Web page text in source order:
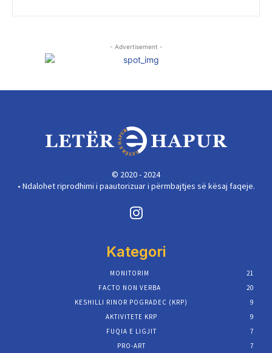
- Advertisement -
© 2020 - 2024
• Ndalohet riprodhimi i paautorizuar i përmbajtjes së kësaj faqeje.
Kategori
MONITORIM
21
FACTO NON VERBA
20
KESHILLI RINOR POGRADEC (KRP)
9
AKTIVITETE KRP
9
FUQIA E LIGJIT
7
PRO-ART
7